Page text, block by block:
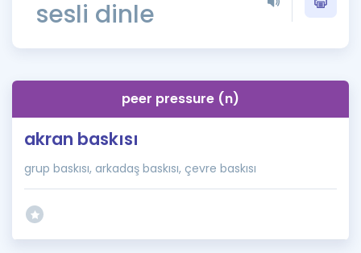
Kampanyalar
İngilizce Gramer
sesli dinle
peer pressure (n)
akran baskısı
grup baskısı, arkadaş baskısı, çevre baskısı